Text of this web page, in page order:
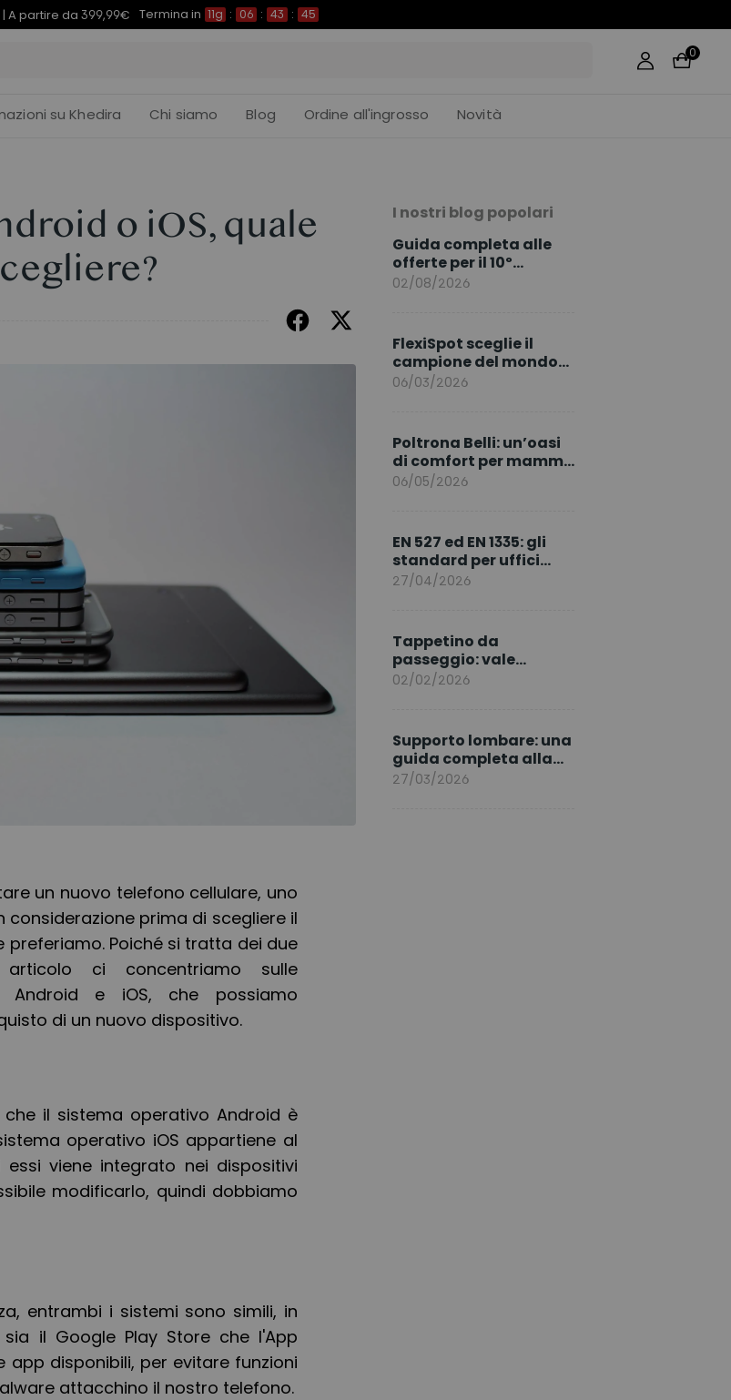
| A partire da 579,99€ Termina in 11g : 06 : 43 :
0
su Khedira Chi siamo Blog Ordine all'ingrosso Novità
o iOS, quale
un nuovo telefono cellulare, uno
prima di scegliere il
Poiché si tratta dei due
ci concentriamo sulle
Android e iOS, che possiamo
di un nuovo dispositivo.
il sistema operativo Android è
operativo iOS appartiene al
viene integrato nei dispositivi
modificarlo, quindi dobbiamo
entrambi i sistemi sono simili, in
il Google Play Store che l'App
disponibili, per evitare funzioni
attacchino il nostro telefono.
I nostri blog popolari
Guida completa alle
offerte per il 10º
anniversario di
02/08/2026
FlexiSpot sceglie il
campione del mondo
Sami Khedira come
06/03/2026
Poltrona Belli: un’oasi
di comfort per mamma
e neonato
06/05/2026
EN 527 ed EN 1335: gli
standard per uffici
ergonomici sicuri
27/04/2026
Tappetino da
passeggio: vale
davvero la pena
02/02/2026
Supporto lombare: una
guida completa alla
postura e al benessere
27/03/2026